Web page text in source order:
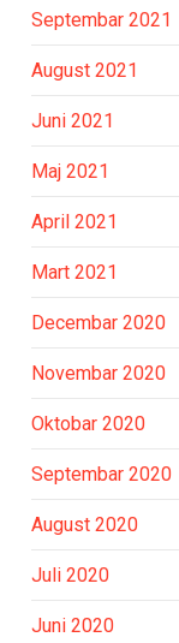
Septembar 2021
August 2021
Juni 2021
Maj 2021
April 2021
Mart 2021
Decembar 2020
Novembar 2020
Oktobar 2020
Septembar 2020
August 2020
Juli 2020
Juni 2020